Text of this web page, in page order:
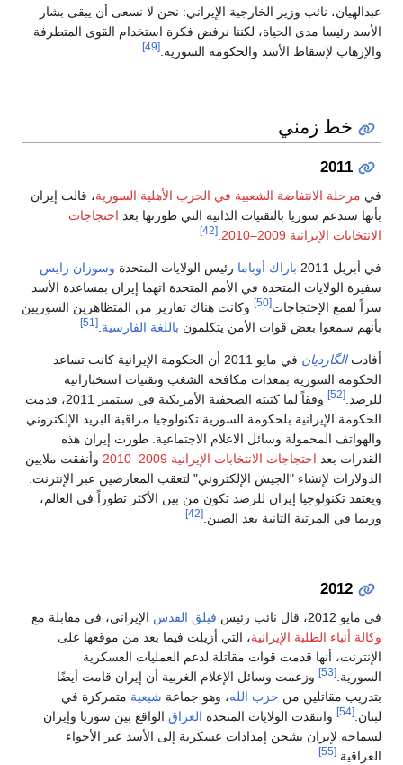
عبدالهيان، نائب وزير الخارجية الإيراني: نحن لا نسعى أن يبقى بشار
الأسد رئيسا مدى الحياة، لكننا نرفض فكرة استخدام القوى المتطرفة
والإرهاب لإسقاط الأسد والحكومة السورية. [49]
خط زمني
2011
في مرحلة الانتفاضة الشعبية في الحرب الأهلية السورية، قالت إيران
بأنها ستدعم سوريا بالتقنيات الذاتية التي طورتها بعد احتجاجات
الانتخابات الإيرانية 2009–2010
[42]
في أبريل 2011 باراك أوباما رئيس الولايات المتحدة وسوزان رايس
سفيرة الولايات المتحدة في الأمم المتحدة اتهما إيران بمساعدة الأسد
سراً لقمع الإحتجاجات[50]
وكانت هناك تقارير من المتظاهرين السوريين
بأنهم سمعوا بعض قوات الأمن يتكلمون باللغة الفارسية [51]
أفادتالگارديان
في مايو 2011 أن الحكومة الإيرانية كانت تساعد
الحكومة السورية بمعدات مكافحة الشغب وتقنيات استخباراتية
للرصد. [52]
وفقاً لما كتبته الصحفية الأمريكية في سبتمبر 2011، قدمت
الحكومة الإيرانية بلحكومة السورية تكنولوجيا مراقبة البريد الإلكتروني
والهواتف المحمولة وسائل الاعلام الاجتماعية. طورت إيران هذه
القدرات بعد احتجاجات الانتخابات الإيرانية 2009–2010
وأنفقت ملايين
الدولارات لإنشاء "الجيش الإلكتروني" لتعقب المعارضين عبر الإنترنت.
ويعتقد تكنولوجيا إيران للرصد تكون من بين الأكثر تطوراً في العالم،
وربما في المرتبة الثانية بعد الصين. [42]
2012
في مايو 2012، قال نائب رئيس فيلق القدس الإيراني، في مقابلة مع
وكالة أنباء الطلبة الإيرانية، التي أزيلت فيما بعد من موقعها على
الإنترنت، أنها قدمت قوات مقاتلة لدعم العمليات العسكرية
السورية. [53]
وزعمت وسائل الإعلام الغربية أن إيران قامت أيضًا
بتدريب مقاتلين من حزب الله، وهو جماعة شيعية متمركزة في
لبنان. [54] وانتقدت الولايات المتحدة العراق الواقع بين سوريا وإيران
لسماحه لإيران بشحن إمدادات عسكرية إلى الأسد عبر الأجواء
العراقية. [55]